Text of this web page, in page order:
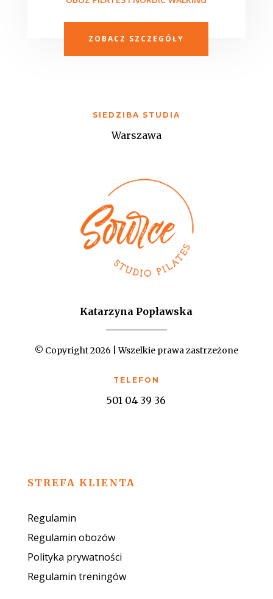
ZOBACZ SZCZEGÓŁY
SIEDZIBA STUDIA
Warszawa
Katarzyna Popławska
© Copyright 2026 | Wszelkie prawa zastrzeżone
TELEFON
501 04 39 36
STREFA KLIENTA
Regulamin
Regulamin obozów
Polityka prywatności
Regulamin treningów